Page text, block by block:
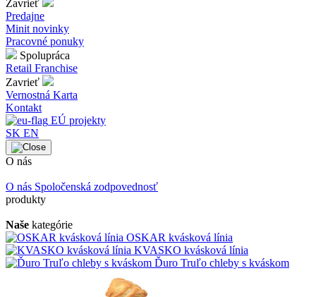
Zavrieť
Predajne
Minit novinky
Pracovné ponuky
Spolupráca
Retail Franchise
Zavrieť
Vernostná Karta
Kontakt
EÚ projekty
SK EN
O nás
O nás Spoločenská zodpovednosť
produkty
Naše kategórie
OSKAR kvásková línia
KVASKO kvásková línia
Ďuro Truľo chleby s kváskom